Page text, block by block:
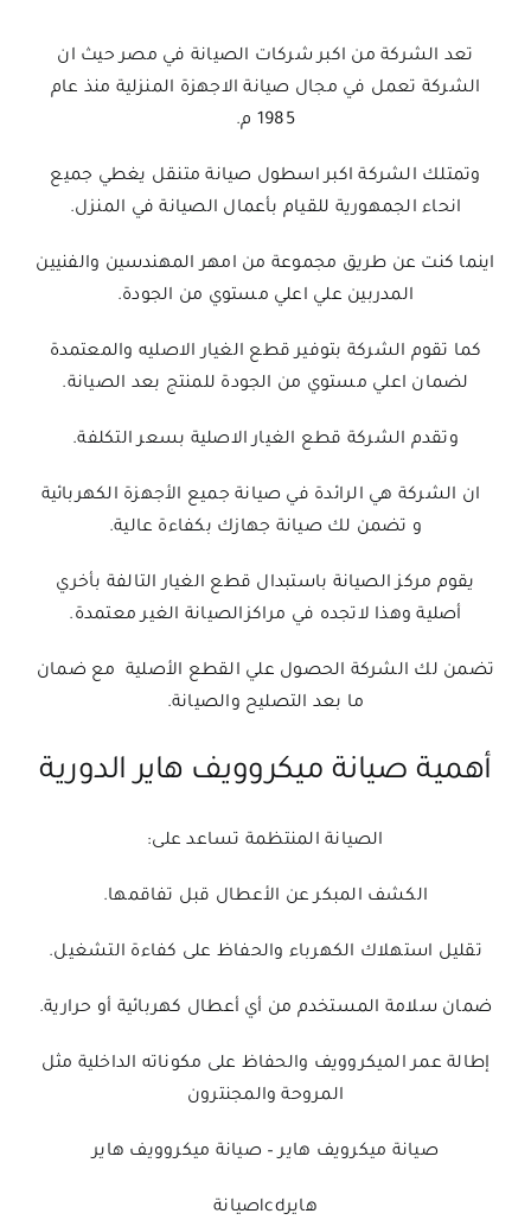
تعد الشركة من اكبر شركات الصيانة في مصر حيث ان
الشركة تعمل في مجال صيانة الاجهزة المنزلية منذ عام
1985 م.
وتمتلك الشركة اكبر اسطول صيانة متنقل يغطي جميع
انحاء الجمهورية للقيام بأعمال الصيانة في المنزل.
اينما كنت عن طريق مجموعة من امهر المهندسين والفنيين
المدربين علي اعلي مستوي من الجودة.
كما تقوم الشركة بتوفير قطع الغيار الاصليه والمعتمدة
لضمان اعلي مستوي من الجودة للمنتج بعد الصيانة.
وتقدم الشركة قطع الغيار الاصلية بسعر التكلفة.
ان الشركة هي الرائدة في صيانة جميع الأجهزة الكهربائية
و تضمن لك صيانة جهازك بكفاءة عالية.
يقوم مركز الصيانة باستبدال قطع الغيار التالفة بأخري
أصلية وهذا لاتجده في مراكزالصيانة الغير معتمدة.
تضمن لك الشركة الحصول علي القطع الأصلية مع ضمان
ما بعد التصليح والصيانة.
أهمية صيانة ميكروويف هاير الدورية
الصيانة المنتظمة تساعد على:
الكشف المبكر عن الأعطال قبل تفاقمها.
تقليل استهلاك الكهرباء والحفاظ على كفاءة التشغيل.
ضمان سلامة المستخدم من أي أعطال كهربائية أو حرارية.
إطالة عمر الميكروويف والحفاظ على مكوناته الداخلية مثل
المروحة والمجنترون
صيانة ميكرويف هاير – صيانة ميكروويف هاير
هايرlcdصيانة